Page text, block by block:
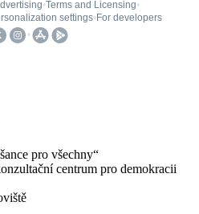
pro všechny“
centrum pro demokracii